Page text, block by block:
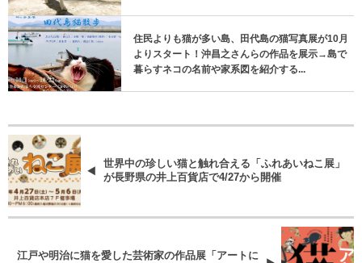
住民よりも猫が多い島、田代島の猫写真展が10月
よりスタート！沖昌之さんらの作品を展示→島で
暮らすネコの名前や家系図を紹介する...
世界中の珍しい猫と触れ合える「ふれあいねこ展」
が長野県の井上百貨店で4/27から開催
江戸や明治に猫を愛した芸術家の作品展「アートに